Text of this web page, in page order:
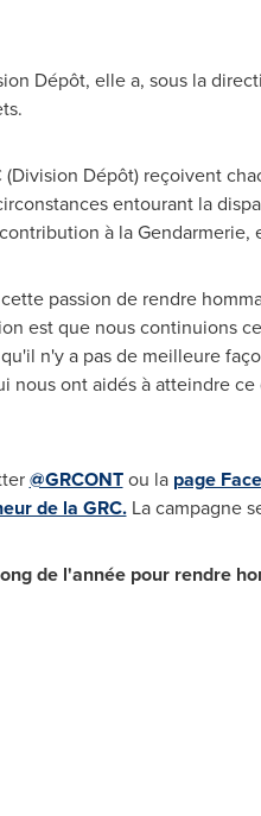
Dépôt, elle a, sous la
Dépôt) reçoivent
entourant la
à la Gendarmerie,
passion de rendre
est que nous continuions
n'y a pas de meilleure
ont aidés à atteindre
@GRCONTou la page
de la GRC.La campagne
de l'année pour rendre